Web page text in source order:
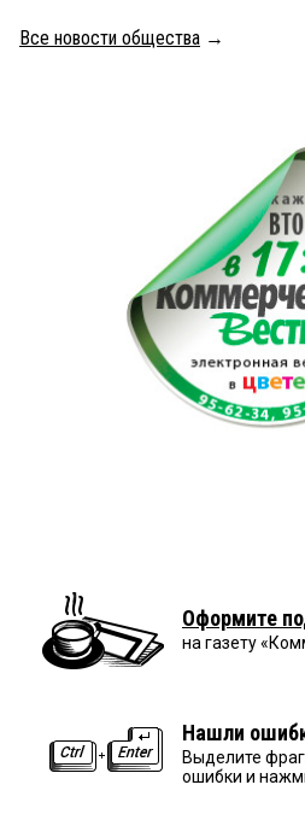
Все новости общества →
Оформите
на газету
Нашли
Выделите
ошибки и